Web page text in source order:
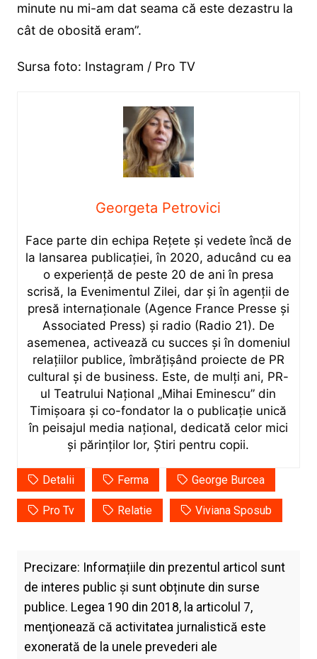
minute nu mi-am dat seama că este dezastru la
cât de obosită eram”.
Sursa foto: Instagram / Pro TV
Georgeta Petrovici
Face parte din echipa Rețete și vedete încă de
la lansarea publicației, în 2020, aducând cu ea
o experiență de peste 20 de ani în presa
scrisă, la Evenimentul Zilei, dar și în agenții de
presă internaționale (Agence France Presse și
Associated Press) și radio (Radio 21). De
asemenea, activează cu succes și în domeniul
relațiilor publice, îmbrățișând proiecte de PR
cultural și de business. Este, de mulți ani, PR-
ul Teatrului Național „Mihai Eminescu” din
Timișoara și co-fondator la o publicație unică
în peisajul media național, dedicată celor mici
și părinților lor, Știri pentru copii.
Detalii Ferma George Burcea
Pro Tv Relatie Viviana Sposub
Precizare: Informațiile din prezentul articol sunt
de interes public și sunt obținute din surse
publice. Legea 190 din 2018, la articolul 7,
menţionează că activitatea jurnalistică este
exonerată de la unele prevederi ale